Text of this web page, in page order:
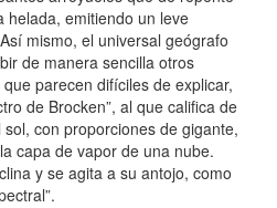
helada, emitiendo un leve
mismo, el universal geógrafo
de manera sencilla otros
parecen difíciles de explicar,
de Brocken”, al que califica de
con proporciones de gigante,
capa de vapor de una nube.
y se agita a su antojo, como